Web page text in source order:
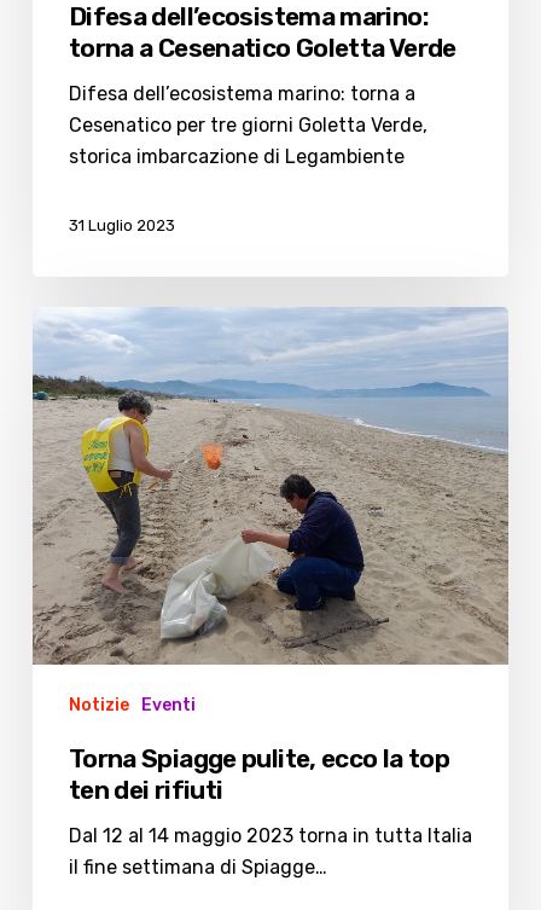
Difesa dell’ecosistema marino:
torna a Cesenatico Goletta Verde
Difesa dell’ecosistema marino: torna a
Cesenatico per tre giorni Goletta Verde,
storica imbarcazione di Legambiente
31 Luglio 2023
Torna
Spiagge
pulite,
ecco
la
top
ten
dei
rifiuti
Notizie Eventi
Torna Spiagge pulite, ecco la top
ten dei rifiuti
Dal 12 al 14 maggio 2023 torna in tutta Italia
il fine settimana di Spiagge…